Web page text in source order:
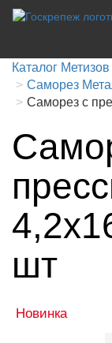
Каталог Метизов
Саморез
Саморез с
шт
Новинка